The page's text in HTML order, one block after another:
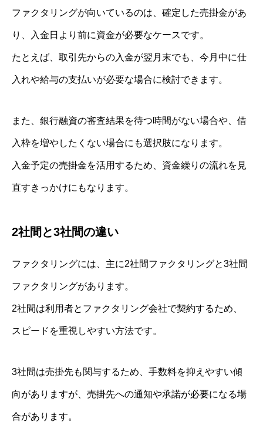
ファクタリングが向いているのは、確定した売掛金があ
り、入金日より前に資金が必要なケースです。
たとえば、取引先からの入金が翌月末でも、今月中に仕
入れや給与の支払いが必要な場合に検討できます。
また、銀行融資の審査結果を待つ時間がない場合や、借
入枠を増やしたくない場合にも選択肢になります。
入金予定の売掛金を活用するため、資金繰りの流れを見
直すきっかけにもなります。
2社間と3社間の違い
ファクタリングには、主に2社間ファクタリングと3社間
ファクタリングがあります。
2社間は利用者とファクタリング会社で契約するため、
スピードを重視しやすい方法です。
3社間は売掛先も関与するため、手数料を抑えやすい傾
向がありますが、売掛先への通知や承諾が必要になる場
合があります。